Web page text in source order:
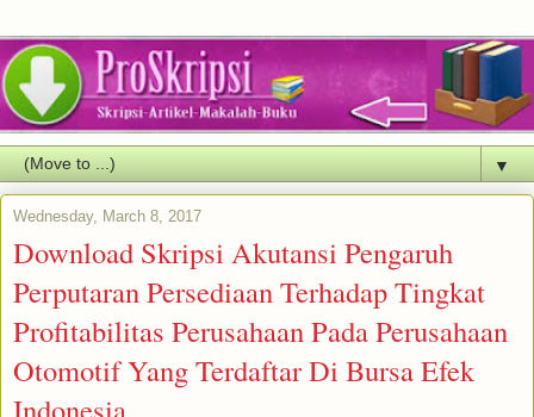
▼
Wednesday, March 8, 2017
Download Skripsi Akutansi Pengaruh
Perputaran Persediaan Terhadap Tingkat
Profitabilitas Perusahaan Pada Perusahaan
Otomotif Yang Terdaftar Di Bursa Efek
Indonesia